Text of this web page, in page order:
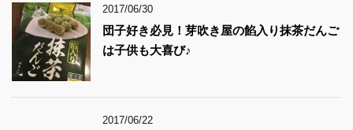
2017/06/30
団子好き必見！芽吹き屋の餡入り抹茶だんご
は子供も大喜び♪
2017/06/22